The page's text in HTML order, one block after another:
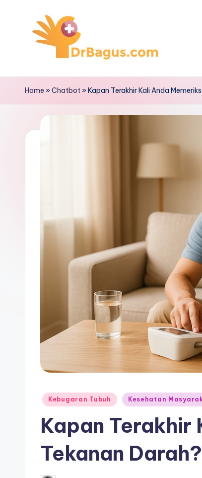
Home »Chatbot»Kapan Terakhir Kali Anda
Posted
Kebugaran Tubuh Kesehatan
Kapan Terakhir
Tekanan Darah?